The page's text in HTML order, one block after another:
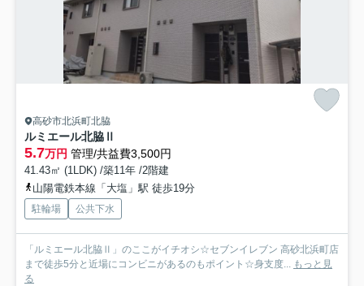
高砂市北浜町北脇
ルミエール北脇Ⅱ
5.7万円 管理/共益費3,500円
41.43㎡ (1LDK) /築11年 /2階建
山陽電鉄本線「大塩」駅 徒歩19分
駐輪場 公共下水
「ルミエール北脇Ⅱ」のここがイチオシ☆セブンイレブン 高砂北浜町店
まで徒歩5分と近場にコンビニがあるのもポイント☆身支度... もっと見
る